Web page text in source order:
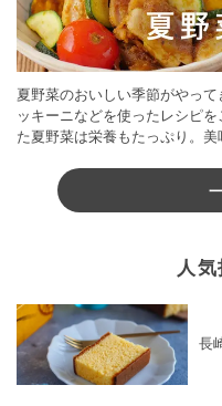
夏野菜のおいしい季節がやっ
ッキーニなどを使ったレシピ
た夏野菜は栄養もたっぷり。
人
長